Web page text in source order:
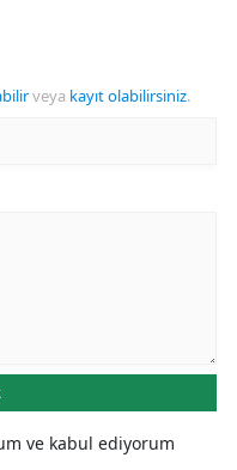
veya kayıt olabilirsiniz.
ve kabul ediyorum